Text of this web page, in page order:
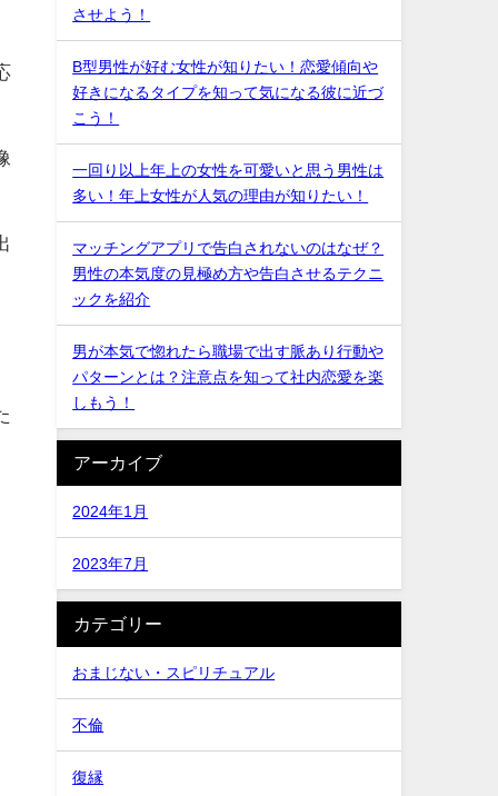
させよう！
B型男性が好む女性が知りたい！恋愛傾向や
好きになるタイプを知って気になる彼に近づ
こう！
一回り以上年上の女性を可愛いと思う男性は
多い！年上女性が人気の理由が知りたい！
マッチングアプリで告白されないのはなぜ？
男性の本気度の見極め方や告白させるテクニ
ックを紹介
男が本気で惚れたら職場で出す脈あり行動や
パターンとは？注意点を知って社内恋愛を楽
しもう！
アーカイブ
2024年1月
2023年7月
カテゴリー
おまじない・スピリチュアル
不倫
復縁